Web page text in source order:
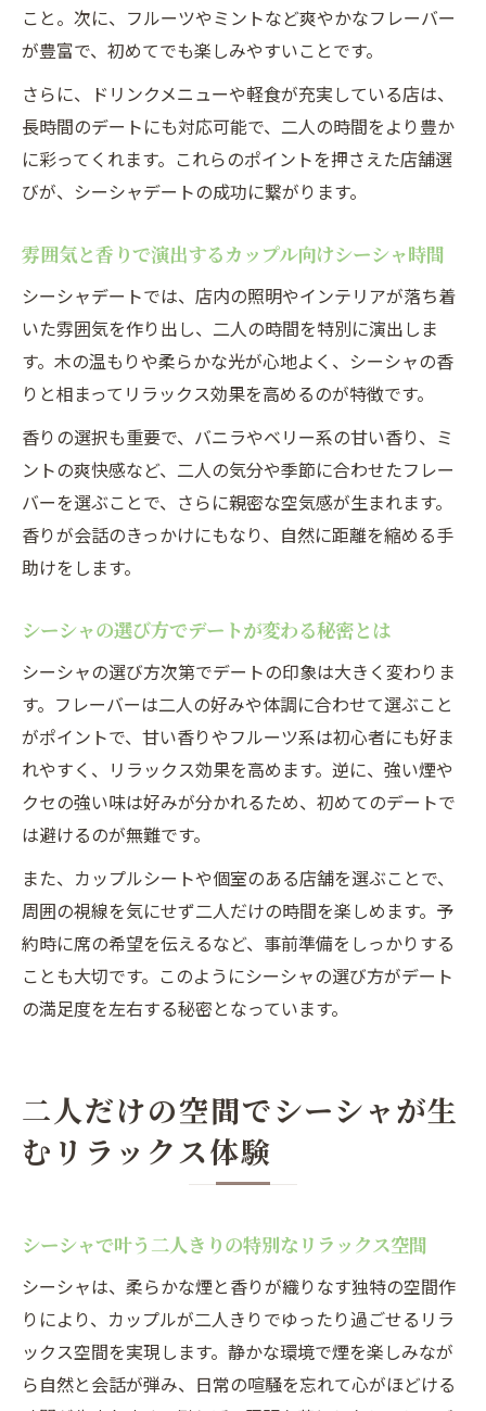
テーマ
煙をシェアして心も距離も近づくコミュニ
ケーション
シーシャの香りが緊張を和らげる秘密に迫
る
個室デートに最適なシーシャの楽しみ方を徹底
カップルに人気の個室シーシャデートの楽
しみ方
個室空間で感じるシーシャの特別なリラッ
クス感
シーシャ個室でのマナーと過ごし方のポイ
ント
カップルで選ぶシーシャフレーバーのコツ
を紹介
個室デートでシーシャを楽しむための準備
と流れ
デート
シーシャデートで大人の距離感を楽しむポ
イント
シーシャとカップルのイチャイチャ度を調
整するコツ
大人デートでシーシャがもたらす非日常の
雰囲気
シーシャの共有で生まれる親密なカップル
時間
大人カップルにおすすめのシーシャ活用術
こと。次に、フルーツやミントなど爽やかなフレーバー
が豊富で、初めてでも楽しみやすいことです。
さらに、ドリンクメニューや軽食が充実している店は、
長時間のデートにも対応可能で、二人の時間をより豊か
に彩ってくれます。これらのポイントを押さえた店舗選
びが、シーシャデートの成功に繋がります。
雰囲気と香りで演出するカップル向けシーシャ時間
シーシャデートでは、店内の照明やインテリアが落ち着
いた雰囲気を作り出し、二人の時間を特別に演出しま
す。木の温もりや柔らかな光が心地よく、シーシャの香
りと相まってリラックス効果を高めるのが特徴です。
香りの選択も重要で、バニラやベリー系の甘い香り、ミ
ントの爽快感など、二人の気分や季節に合わせたフレー
バーを選ぶことで、さらに親密な空気感が生まれます。
香りが会話のきっかけにもなり、自然に距離を縮める手
助けをします。
シーシャの選び方でデートが変わる秘密とは
シーシャの選び方次第でデートの印象は大きく変わりま
す。フレーバーは二人の好みや体調に合わせて選ぶこと
がポイントで、甘い香りやフルーツ系は初心者にも好ま
れやすく、リラックス効果を高めます。逆に、強い煙や
クセの強い味は好みが分かれるため、初めてのデートで
は避けるのが無難です。
また、カップルシートや個室のある店舗を選ぶことで、
周囲の視線を気にせず二人だけの時間を楽しめます。予
約時に席の希望を伝えるなど、事前準備をしっかりする
ことも大切です。このようにシーシャの選び方がデート
の満足度を左右する秘密となっています。
二人だけの空間でシーシャが生
むリラックス体験
シーシャで叶う二人きりの特別なリラックス空間
シーシャは、柔らかな煙と香りが織りなす独特の空間作
りにより、カップルが二人きりでゆったり過ごせるリラ
ックス空間を実現します。静かな環境で煙を楽しみなが
ら自然と会話が弾み、日常の喧騒を忘れて心がほどける